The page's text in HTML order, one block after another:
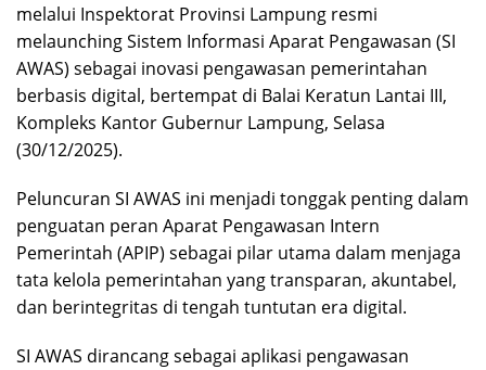
melalui Inspektorat Provinsi Lampung resmi
melaunching Sistem Informasi Aparat Pengawasan (SI
AWAS) sebagai inovasi pengawasan pemerintahan
berbasis digital, bertempat di Balai Keratun Lantai III,
Kompleks Kantor Gubernur Lampung, Selasa
(30/12/2025).
Peluncuran SI AWAS ini menjadi tonggak penting dalam
penguatan peran Aparat Pengawasan Intern
Pemerintah (APIP) sebagai pilar utama dalam menjaga
tata kelola pemerintahan yang transparan, akuntabel,
dan berintegritas di tengah tuntutan era digital.
SI AWAS dirancang sebagai aplikasi pengawasan